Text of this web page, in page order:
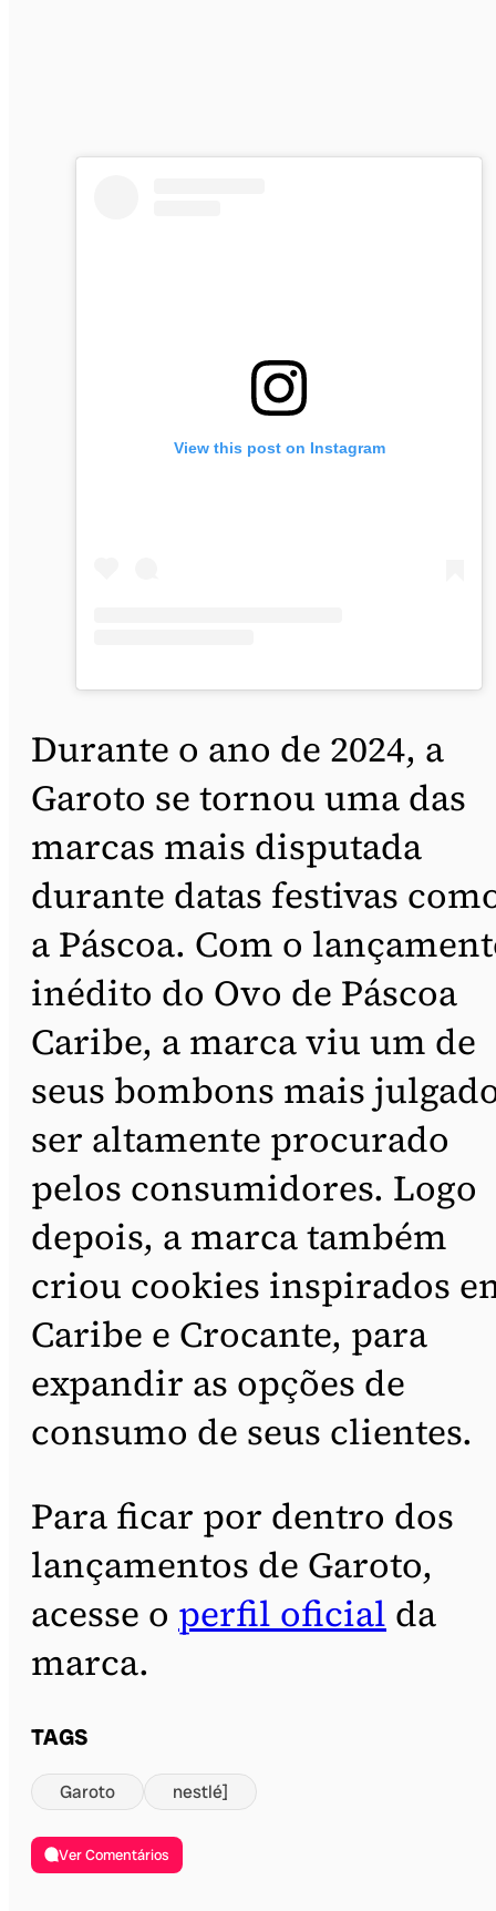
View this post on Instagram
Durante o ano de 2024, a
Garoto se tornou uma das
marcas mais disputada
durante datas festivas
a Páscoa. Com o
inédito do Ovo de Páscoa
Caribe, a marca viu um de
seus bombons mais
ser altamente procurado
pelos consumidores. Logo
depois, a marca também
criou cookies inspirados
Caribe e Crocante, para
expandir as opções de
consumo de seus clientes.
Para ficar por dentro dos
lançamentos de Garoto,
acesse o perfil oficial da
marca.
TAGS
Garoto nestlé]
Ver Comentários